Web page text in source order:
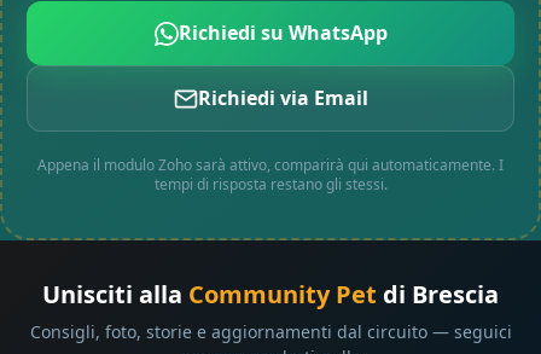
Richiedi su WhatsApp
Richiedi via Email
Appena il modulo Zoho sarà attivo, comparirà qui automaticamente. I
tempi di risposta restano gli stessi.
Unisciti alla Community Pet di Brescia
Consigli, foto, storie e aggiornamenti dal circuito — seguici